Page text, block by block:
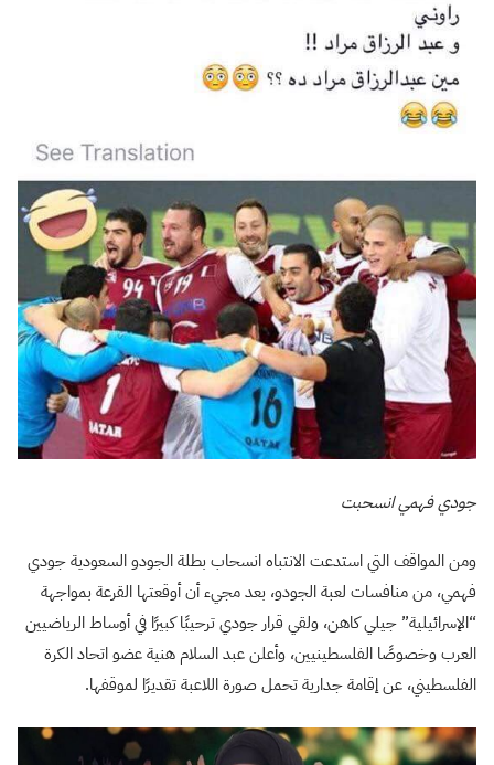
جودي فهمي انسحبت
ومن المواقف التي استدعت الانتباه انسحاب بطلة الجودو السعودية جودي
فهمي، من منافسات لعبة الجودو، بعد مجيء أن أوقعتها القرعة بمواجهة
“الإسرائيلية” جيلي كاهن، ولقي قرار جودي ترحيبًا كبيرًا في أوساط الرياضيين
العرب وخصوصًا الفلسطينيين، وأعلن عبد السلام هنية عضو اتحاد الكرة
الفلسطيني، عن إقامة جدارية تحمل صورة اللاعبة تقديرًا لموقفها.